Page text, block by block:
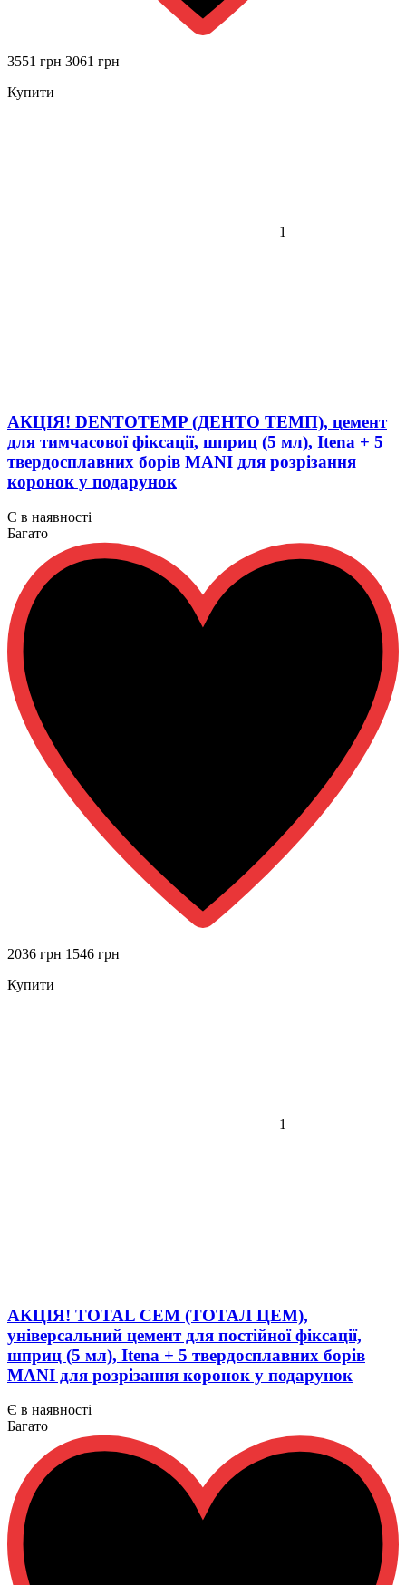
3551 грн 3061 грн
Купити
1
АКЦІЯ! DENTOTEMP (ДЕНТО ТЕМП), цемент
для тимчасової фіксації, шприц (5 мл), Itena + 5
твердосплавних борів MANI для розрізання
коронок у подарунок
Є в наявності
Багато
2036 грн 1546 грн
Купити
1
АКЦІЯ! TOTAL CEM (ТОТАЛ ЦЕМ),
універсальний цемент для постійної фіксації,
шприц (5 мл), Itena + 5 твердосплавних борів
MANI для розрізання коронок у подарунок
Є в наявності
Багато